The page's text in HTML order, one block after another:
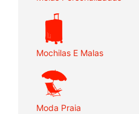
Mochilas E Malas
Moda Praia